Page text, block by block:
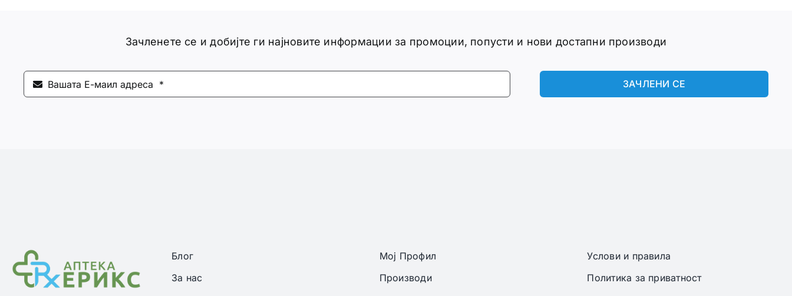
Зачленете се и добијте ги најновите информации за промоции, попусти и нови достапни производи
ЗАЧЛЕНИ СЕ
Блог
За нас
Мој Профил
Производи
Услови и правила
Политика за приватност